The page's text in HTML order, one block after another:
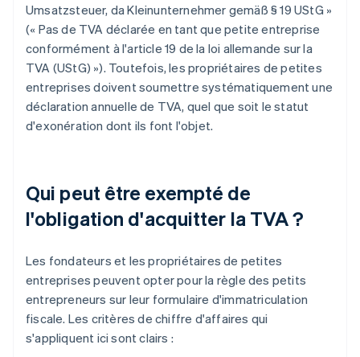
Umsatzsteuer, da Kleinunternehmer gemäß § 19 UStG »
(« Pas de TVA déclarée en tant que petite entreprise
conformément à l'article 19 de la loi allemande sur la
TVA (UStG) »). Toutefois, les propriétaires de petites
entreprises doivent soumettre systématiquement une
déclaration annuelle de TVA, quel que soit le statut
d'exonération dont ils font l'objet.
Qui peut être exempté de
l'obligation d'acquitter la TVA ?
Les fondateurs et les propriétaires de petites
entreprises peuvent opter pour la règle des petits
entrepreneurs sur leur formulaire d'immatriculation
fiscale. Les critères de chiffre d'affaires qui
s'appliquent ici sont clairs :